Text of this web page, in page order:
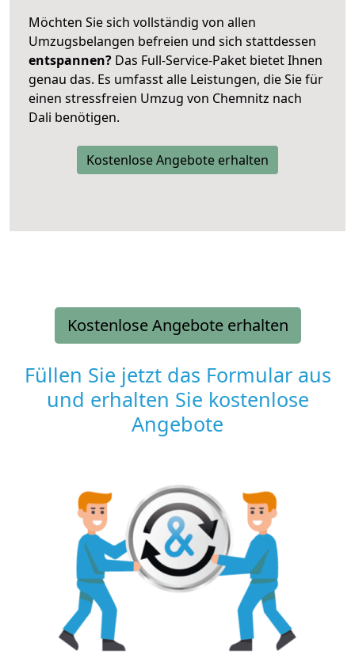
Möchten Sie sich vollständig von allen
Umzugsbelangen befreien und sich stattdessen
entspannen? Das Full-Service-Paket bietet Ihnen
genau das. Es umfasst alle Leistungen, die Sie für
einen stressfreien Umzug von Chemnitz nach
Dali benötigen.
Kostenlose Angebote erhalten
Kostenlose Angebote erhalten
Füllen Sie jetzt das Formular aus
und erhalten Sie kostenlose
Angebote